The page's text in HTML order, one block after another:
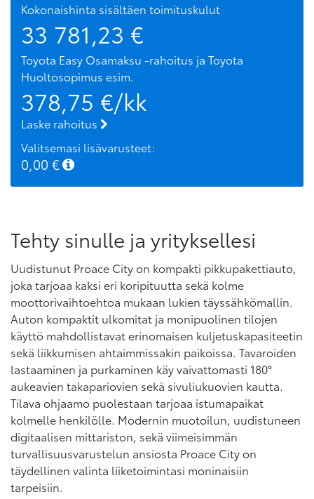
Kokonaishinta sisältäen toimituskulut
33 781,23 €
Toyota Easy Osamaksu -rahoitus ja Toyota
Huoltosopimus esim.
378,75 €/kk
Laske rahoitus
Valitsemasi lisävarusteet:
0,00 €
Tehty sinulle ja yrityksellesi
Uudistunut Proace City on kompakti pikkupakettiauto,
joka tarjoaa kaksi eri koripituutta sekä kolme
moottorivaihtoehtoa mukaan lukien täyssähkömallin.
Auton kompaktit ulkomitat ja monipuolinen tilojen
käyttö mahdollistavat erinomaisen kuljetuskapasiteetin
sekä liikkumisen ahtaimmissakin paikoissa. Tavaroiden
lastaaminen ja purkaminen käy vaivattomasti 180°
aukeavien takapariovien sekä sivuliukuovien kautta.
Tilava ohjaamo puolestaan tarjoaa istumapaikat
kolmelle henkilölle. Modernin muotoilun, uudistuneen
digitaalisen mittariston, sekä viimeisimmän
turvallisuusvarustelun ansiosta Proace City on
täydellinen valinta liiketoimintasi moninaisiin
tarpeisiin.